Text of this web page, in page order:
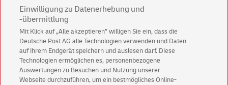
Abonnieren Sie unseren Newsletter
Immer informiert über exklusive Angebote und
Aktionen - jetzt mit Vorteil
Einwilligung zu Datenerhebung und
-übermittlung
Mit Klick auf „Alle akzeptieren” willigen Sie ein, dass die
Deutsche Post AG alle Technologien verwenden und Daten
auf Ihrem Endgerät speichern und auslesen darf. Diese
Technologien ermöglichen es, personenbezogene
Auswertungen zu Besuchen und Nutzung unserer
Webseite durchzuführen, um ein bestmögliches Online-